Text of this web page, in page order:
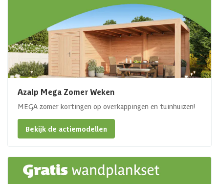
Azalp Mega Zomer Weken
MEGA zomer kortingen op overkappingen en tuinhuizen!
Bekijk de actiemodellen